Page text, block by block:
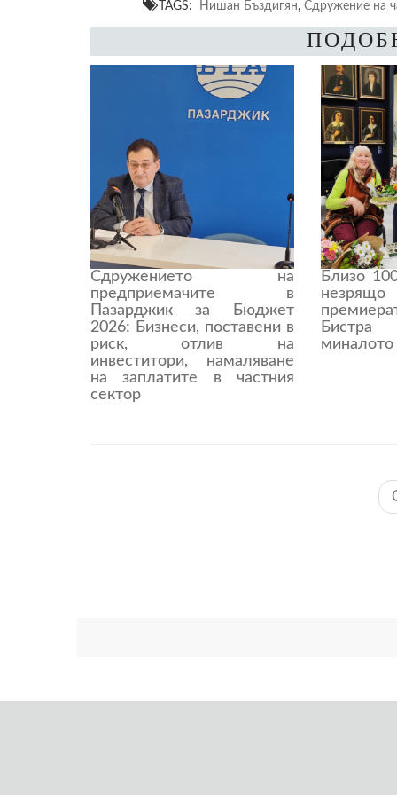
TAGS: Нишан Бъздигян, Сдружение на
Сдружението на
предприемачите в
Пазарджик за Бюджет
2026: Бизнеси, поставени в
риск, отлив на
инвеститори, намаляване
на заплатите в частния
сектор
Близо